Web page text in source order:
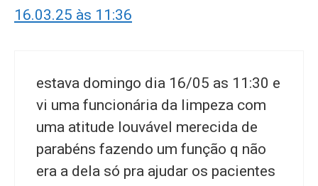
16.03.25 às 11:36
estava domingo dia 16/05 as 11:30 e
vi uma funcionária da limpeza com
uma atitude louvável merecida de
parabéns fazendo um função q não
era a dela só pra ajudar os pacientes